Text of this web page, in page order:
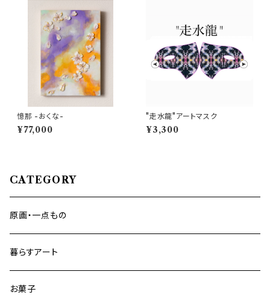
憶那 -おくな-
¥77,000
"走水龍"アートマスク
¥3,300
CATEGORY
原画・一点もの
暮らすアート
お菓子